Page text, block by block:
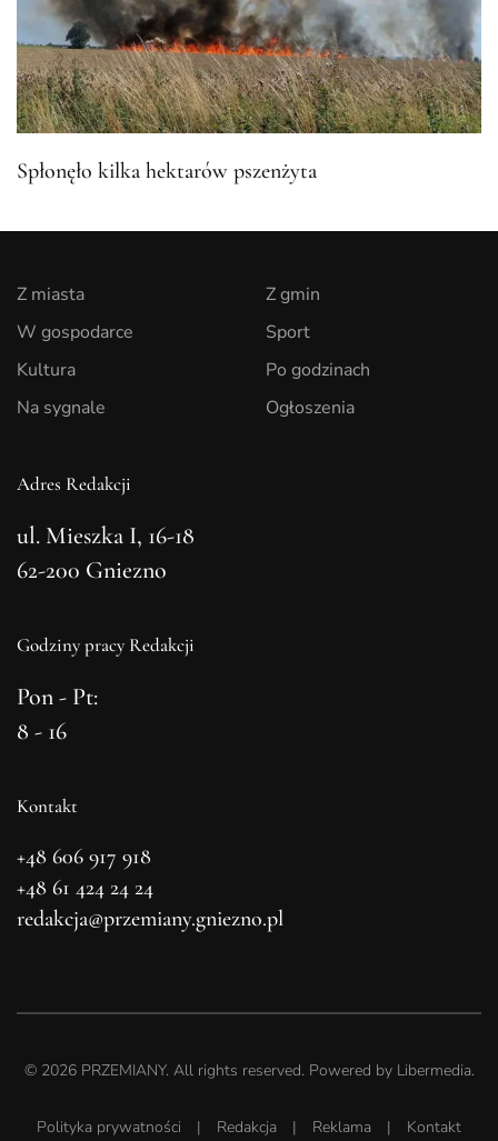
Spłonęło kilka hektarów pszenżyta
Z miasta
W gospodarce
Kultura
Na sygnale
Z gmin
Sport
Po godzinach
Ogłoszenia
Adres Redakcji
ul. Mieszka I, 16-18
62-200 Gniezno
Godziny pracy Redakcji
Pon - Pt:
8 - 16
Kontakt
+48 606 917 918
+48 61 424 24 24
redakcja@przemiany.gniezno.pl
© 2026PRZEMIANY. All rights reserved. Powered by Libermedia.
Polityka prywatności | Redakcja | Reklama | Kontakt